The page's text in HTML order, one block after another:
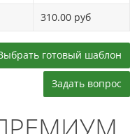
310.00 руб
готовый шаблон
Задать вопрос